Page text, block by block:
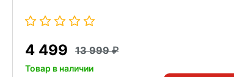
4 499 13 999
Товар в наличии